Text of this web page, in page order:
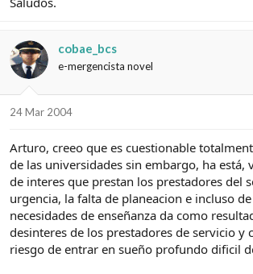
cobae_bcs
e-mergencista novel
24 Mar 2004
Arturo, creeo que es cuestionable
de las universidades sin embargo, ha está,
de interes que prestan los prestadores del
urgencia, la falta de planeacion e incluso
necesidades de enseñanza da como
desinteres de los prestadores de servicio y
riesgo de entrar en sueño profundo dificil